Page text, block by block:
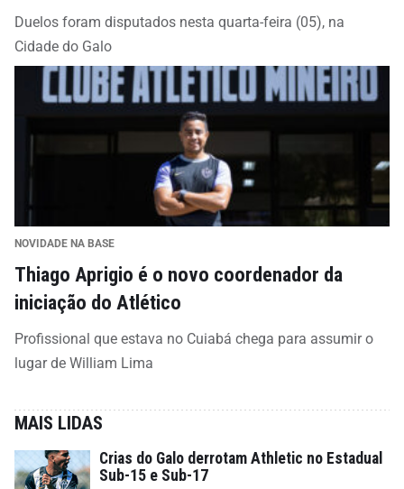
Duelos foram disputados nesta quarta-feira (05), na
Cidade do Galo
NOVIDADE NA BASE
Thiago Aprigio é o novo coordenador da
iniciação do Atlético
Profissional que estava no Cuiabá chega para assumir o
lugar de William Lima
MAIS LIDAS
Crias do Galo derrotam Athletic no Estadual
Sub-15 e Sub-17